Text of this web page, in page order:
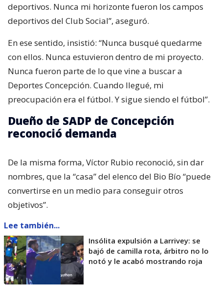
deportivos. Nunca mi horizonte fueron los campos
deportivos del Club Social”, aseguró.
En ese sentido, insistió: “Nunca busqué quedarme
con ellos. Nunca estuvieron dentro de mi proyecto.
Nunca fueron parte de lo que vine a buscar a
Deportes Concepción. Cuando llegué, mi
preocupación era el fútbol. Y sigue siendo el fútbol”.
Dueño de SADP de Concepción
reconoció demanda
De la misma forma, Víctor Rubio reconoció, sin dar
nombres, que la “casa” del elenco del Bio Bío “puede
convertirse en un medio para conseguir otros
objetivos”.
Lee también...
Insólita expulsión a Larrivey: se
bajó de camilla rota, árbitro no lo
notó y le acabó mostrando roja